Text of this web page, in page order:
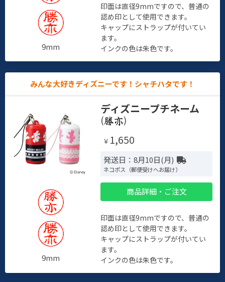
9mm
印面は直径9mmですので、普通の
認め印として使用できます。
キャップにストラップが付いてい
ます。
インクの色は朱色です。
みんな大好きディズニーです！シャチハタです！
9mm
ディズニープチネーム
( )
￥ 1,650
発送日：8月10日(月)
ネコポス（郵便受けへお届け）
商品詳細・ご注文
印面は直径9mmですので、普通の
認め印として使用できます。
キャップにストラップが付いてい
ます。
インクの色は朱色です。